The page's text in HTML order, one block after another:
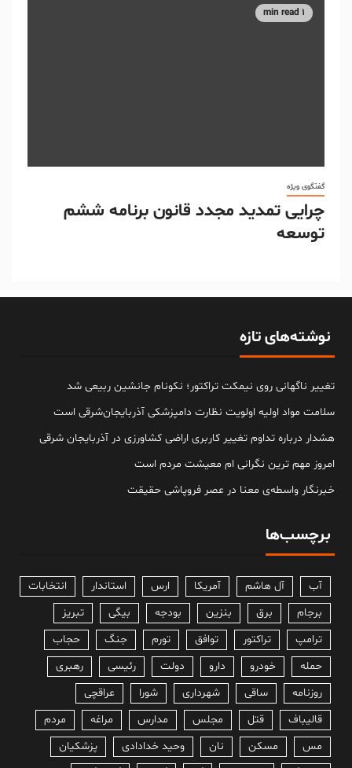
1 min read
گفتگوی ویژه
چرایی تمدید مجدد قانون برنامه ششم
توسعه
نوشته‌های تازه
تغییر ناگهانی روی نیمکت تراکتور؛ نکونام جانشین ربیعی شد
سلامت مواد اولیه اولویت نظارت دامپزشکی آذربایجان‌شرقی است
هشدار درباره تداوم تغییر کاربری اراضی کشاورزی در آذربایجان شرقی
امروز مهم‌ ترین نگرانی‌ ام معیشت مردم است
خبرنگار واسطه‌ی معنا در عصر فروپاشی حقیقت
برچسب‌ها
آب آل هاشم آمریکا ارس استاندار
انتخابات
برجام
برق بنزین بودجه بیگی
تبریز
ترامپ
تراکتور توافق تورم جنگ
حجاب
حمله
خودرو دارو دولت رئیسی
رهبری
روزنامه
ساقی شهرداری شورا
عراقچی
قالیباف
قتل مجلس مدارس مراغه
مردم
مس
مسکن نان وحید خدادادی
پزشکیان